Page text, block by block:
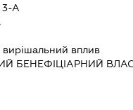
А
вплив
БЕНЕФІЦІАРНИЙ